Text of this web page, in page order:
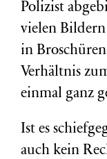
Polizist
vielen Bildern
in
Verhältnis
einmal ganz
Ist es
auch kein